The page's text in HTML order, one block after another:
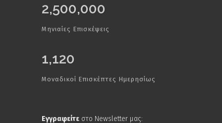
2,500,000
Μηνιαίες Επισκέψεις
1,120
Μοναδικοί Επισκέπτες Ημερησίως
Εγγραφείτε στο Newsletter μας: